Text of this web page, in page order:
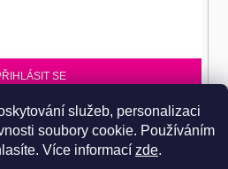
služeb, personalizaci
soubory cookie. Používáním
Více informací zde.
SE
novinky jako první.